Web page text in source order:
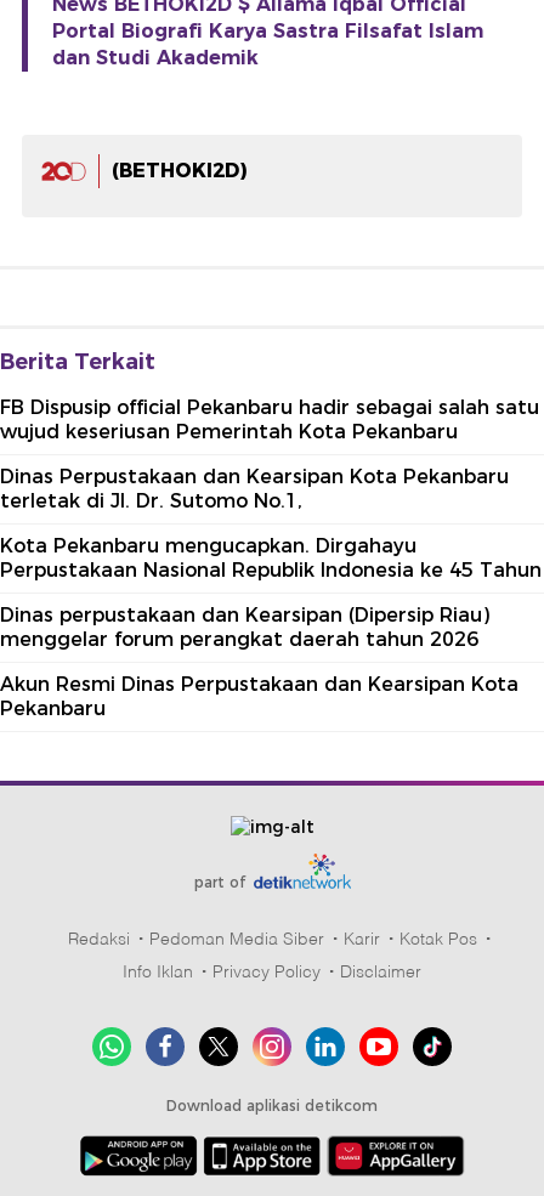
Portal Biografi Karya Sastra Filsafat Islam
dan Studi Akademik
(BETHOKI2D)
Berita Terkait
FB Dispusip official Pekanbaru hadir sebagai salah satu
wujud keseriusan Pemerintah Kota Pekanbaru
Dinas Perpustakaan dan Kearsipan Kota Pekanbaru
terletak di Jl. Dr. Sutomo No.1,
Kota Pekanbaru mengucapkan. Dirgahayu
Perpustakaan Nasional Republik Indonesia ke 45 Tahun
Dinas perpustakaan dan Kearsipan (Dipersip Riau)
menggelar forum perangkat daerah tahun 2026
Akun Resmi Dinas Perpustakaan dan Kearsipan Kota
Pekanbaru
part of
Redaksi Pedoman Media Siber Karir
Kotak Pos
Info Iklan
Privacy Policy Disclaimer
Download aplikasi detikcom